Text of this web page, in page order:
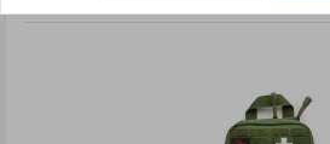
Jeśli nie chcesz wyrazić
znajdziesz także na
prywatności obowiązującą od 25